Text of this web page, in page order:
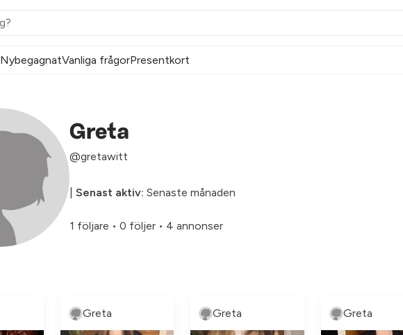
NybegagnatVanliga frågorPresentkort
Greta
@gretawitt
Senast aktiv: Senaste månaden
1 följare • 0 följer • 4 annonser
Greta Greta Greta